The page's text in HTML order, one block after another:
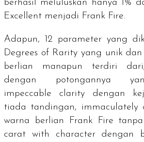
berhasil meluluskan hanya 1%
Excellent menjadi Frank Fire.
Adapun, 12 parameter yang
Degrees of Rarityyang unik dan
berlian manapun terdiri
dengan potongannya
impeccable clarity dengan
tiada tandingan, immaculately
warna berlian Frank Fire
carat with character dengan